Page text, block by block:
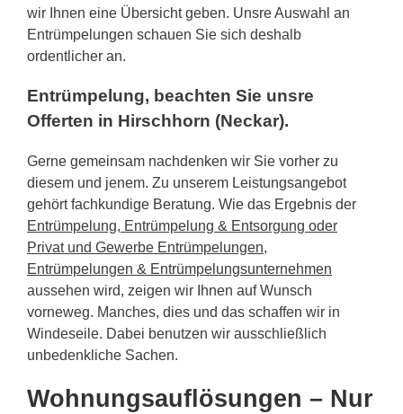
wir Ihnen eine Übersicht geben. Unsre Auswahl an
Entrümpelungen schauen Sie sich deshalb
ordentlicher an.
Entrümpelung, beachten Sie unsre
Offerten in Hirschhorn (Neckar).
Gerne gemeinsam nachdenken wir Sie vorher zu
diesem und jenem. Zu unserem Leistungsangebot
gehört fachkundige Beratung. Wie das Ergebnis der
Entrümpelung, Entrümpelung & Entsorgung oder
Privat und Gewerbe Entrümpelungen,
Entrümpelungen & Entrümpelungsunternehmen
aussehen wird, zeigen wir Ihnen auf Wunsch
vorneweg. Manches, dies und das schaffen wir in
Windeseile. Dabei benutzen wir ausschließlich
unbedenkliche Sachen.
Wohnungsauflösungen – Nur